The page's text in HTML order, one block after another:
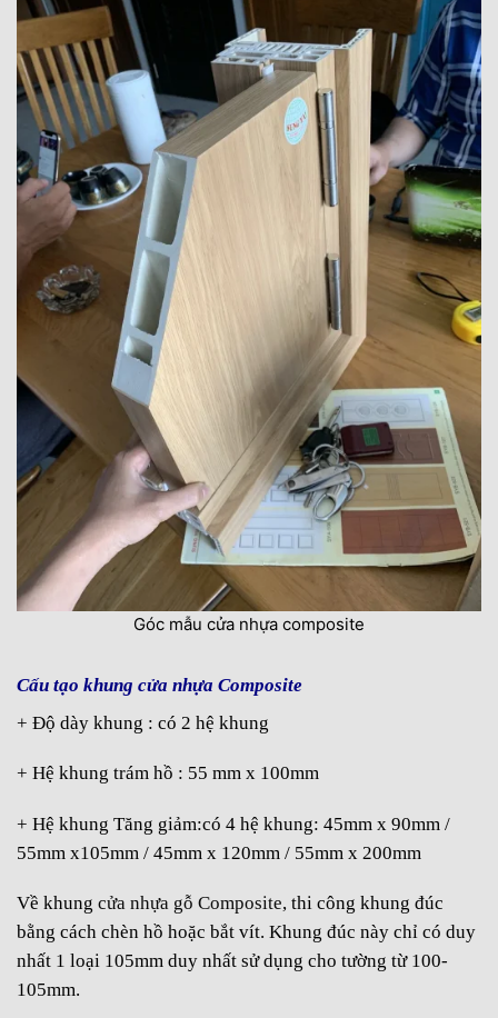
Góc mẫu cửa nhựa composite
Cấu tạo khung cửa nhựa Composite
+ Độ dày khung : có 2 hệ khung
+ Hệ khung trám hồ : 55 mm x 100mm
+ Hệ khung Tăng giảm:có 4 hệ khung: 45mm x 90mm /
55mm x105mm / 45mm x 120mm / 55mm x 200mm
Về khung cửa nhựa gỗ Composite, thi công khung đúc
bằng cách chèn hồ hoặc bắt vít. Khung đúc này chỉ có duy
nhất 1 loại 105mm duy nhất sử dụng cho tường từ 100-
105mm.